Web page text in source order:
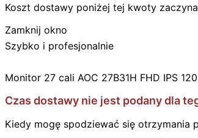
Koszt dostawy poniżej tej kwoty zaczyna
Zamknij okno
Szybko i profesjonalnie
Monitor 27 cali AOC 27B31H FHD IPS
Czas dostawy nie jest podany dla
Kiedy mogę spodziewać się otrzymania